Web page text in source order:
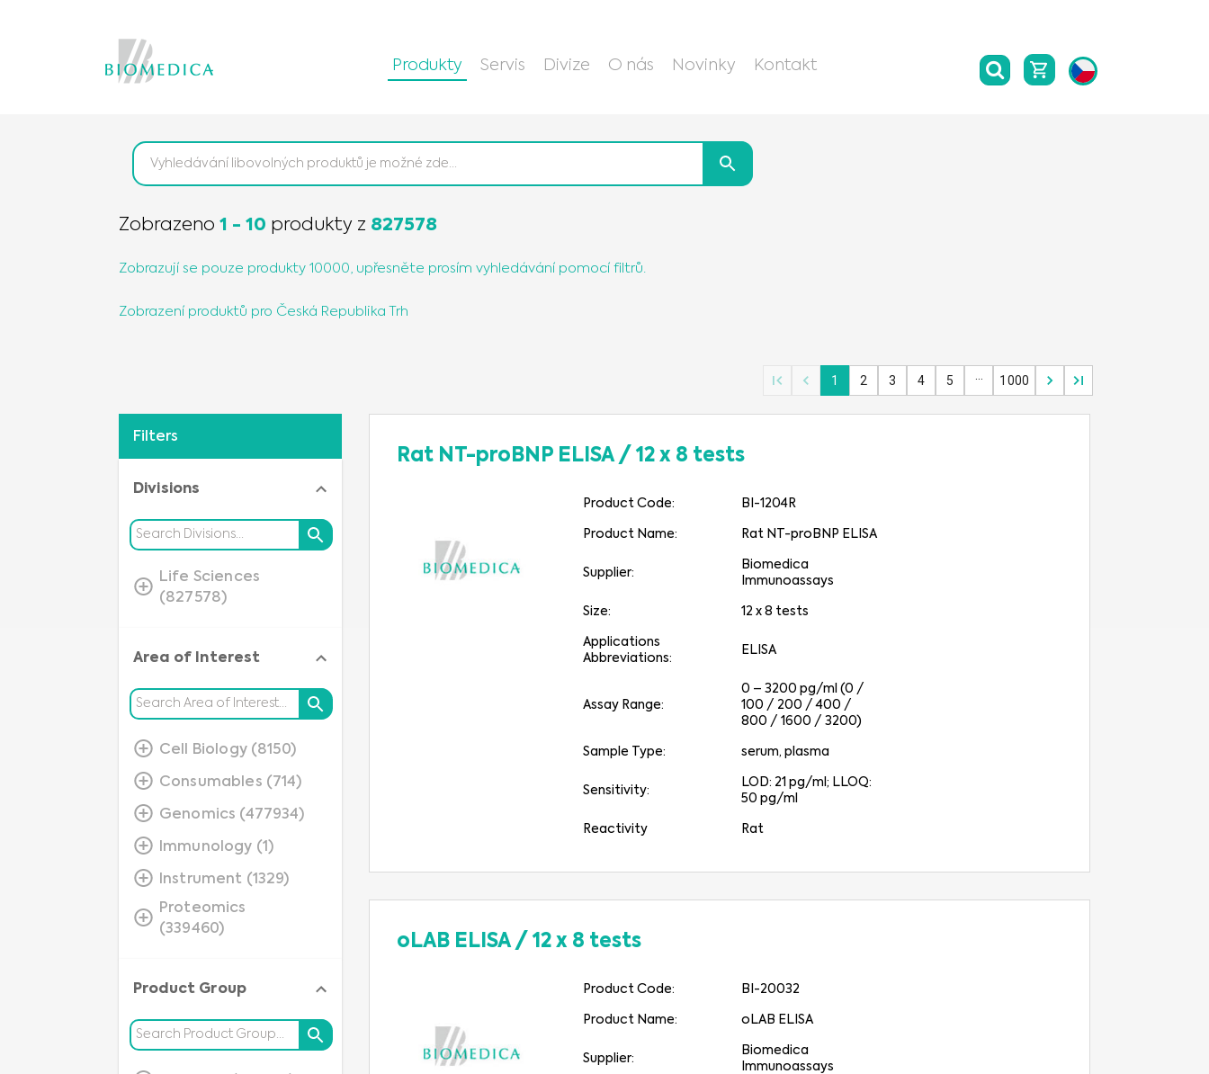
Produkty Servis Divize O nás Novinky Kontakt
Zobrazeno 1 - 10 produkty z 827578
Zobrazují se pouze produkty 10000, upřesněte prosím vyhledávání pomocí filtrů.
Zobrazení produktů pro Česká Republika Trh
1 2 3 4 5 1000
Filters
Divisions
Life Sciences
(827578)
Area of Interest
Cell Biology (8150)
Consumables (714)
Genomics (477934)
Immunology (1)
Instrument (1329)
Proteomics
(339460)
Product Group
Rat NT-proBNP ELISA/ 12 x 8 tests
Product Code: BI-1204R
Product Name: Rat NT-proBNP ELISA
Supplier:
Biomedica
Immunoassays
Size: 12 x 8 tests
Applications
Abbreviations:
ELISA
Assay Range:
0 – 3200 pg/ml (0 /
100 / 200 / 400 /
800 / 1600 / 3200)
Sample Type: serum, plasma
Sensitivity:
LOD: 21 pg/ml; LLOQ:
50 pg/ml
Reactivity Rat
oLAB ELISA/ 12 x 8 tests
Product Code: BI-20032
Product Name: oLAB ELISA
Supplier:
Biomedica
Immunoassays